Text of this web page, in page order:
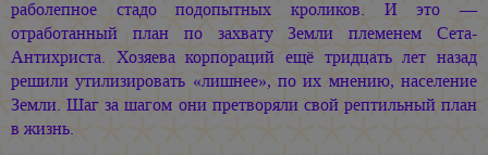
раболепное стадо подопытных кроликов. И это —
отработанный план по захвату Земли племенем Сета-
Антихриста. Хозяева корпораций ещё тридцать лет назад
решили утилизировать «лишнее», по их мнению, население
Земли. Шаг за шагом они претворяли свой рептильный план
в жизнь.